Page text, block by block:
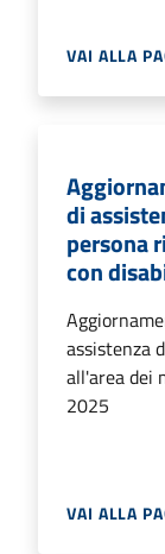
VAI ALLA
di
persona
con
assistenza
all'area dei
2025
VAI ALLA